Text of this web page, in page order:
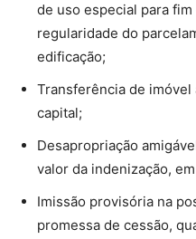
de uso especial para
regularidade do
edificação;
Transferência de
capital;
Desapropriação
valor da indenização,
Imissão provisória na
promessa de cessão,